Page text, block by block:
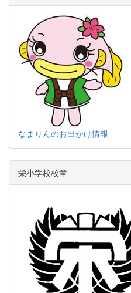
なまりんのお出かけ情報
栄小学校校章